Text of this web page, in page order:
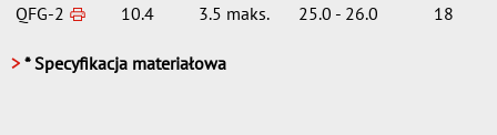
QFG-2
10.4 3.5 maks. 25.0 - 26.0 18
> * Specyfikacja materiałowa